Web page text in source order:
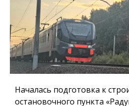
Началась подготовка к
остановочного пункта